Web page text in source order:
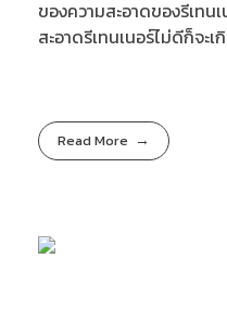
ของความสะอาดของรีเทน
สะอาดรีเทนเนอร์ไม่ดีก็จะ
Read More